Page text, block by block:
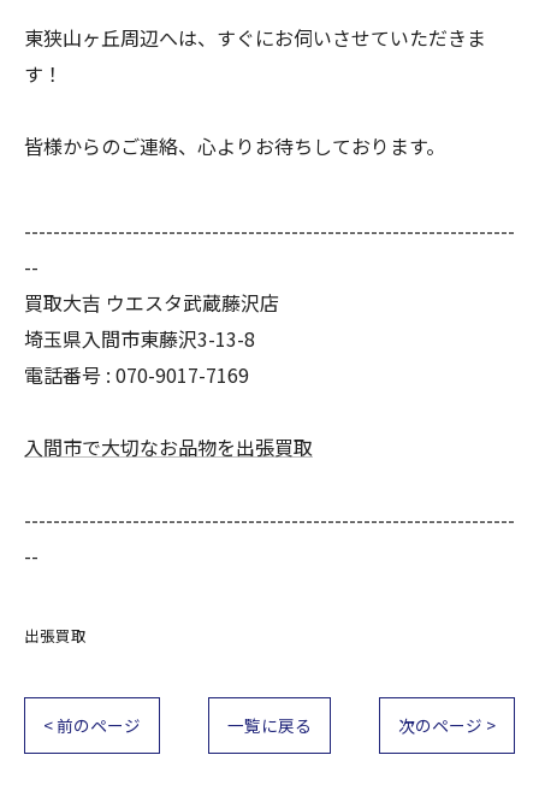
東狭山ヶ丘周辺へは、すぐにお伺いさせていただきま
す！
皆様からのご連絡、心よりお待ちしております。
--------------------------------------------------------------------
--
買取大吉 ウエスタ武蔵藤沢店
埼玉県入間市東藤沢3-13-8
電話番号 : 070-9017-7169
入間市で大切なお品物を出張買取
--------------------------------------------------------------------
--
出張買取
< 前のページ 一覧に戻る 次のページ >